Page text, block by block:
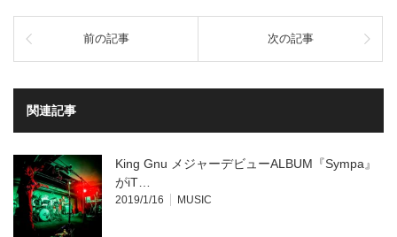
ク
共
(新
い
ウ
ィ
ウ
で
開
き
ま
す)
有
る
に
ク
ッ
く
い
(新
し
い
ウ
ィ
ン
前の記事 次の記事
関連記事
King Gnu メジャーデビューALBUM『Sympa』
がiT…
2019/1/16 MUSIC